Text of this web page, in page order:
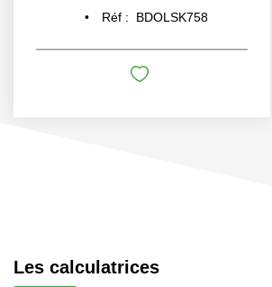
Réf :
BDOLSK758
Les calculatrices